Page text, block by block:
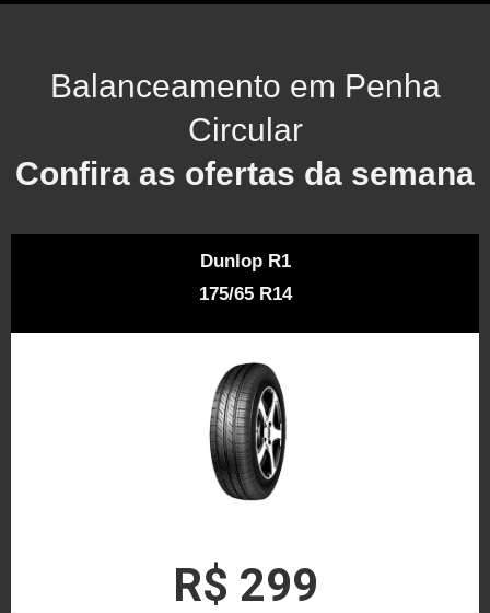
Balanceamento em Penha
Circular
Confira as ofertas da semana
Dunlop R1
175/65 R14
R$ 299